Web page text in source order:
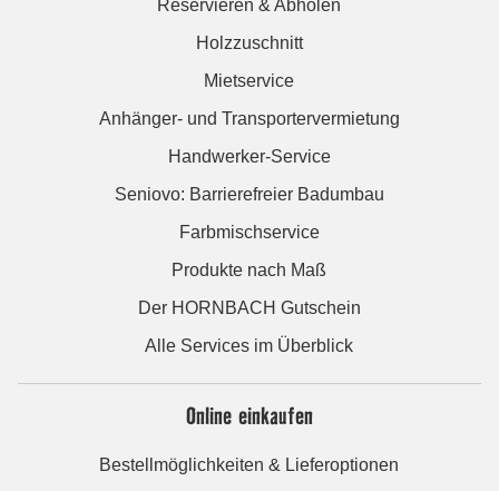
Reservieren & Abholen
Holzzuschnitt
Mietservice
Anhänger- und Transportervermietung
Handwerker-Service
Seniovo: Barrierefreier Badumbau
Farbmischservice
Produkte nach Maß
Der HORNBACH Gutschein
Alle Services im Überblick
Online einkaufen
Bestellmöglichkeiten & Lieferoptionen